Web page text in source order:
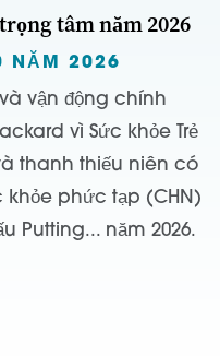
tâm năm 2026
NĂM 2026
vận động chính
vì Sức khỏe Trẻ
thanh thiếu niên có
khỏe phức tạp (CHN)
Putting... năm 2026.